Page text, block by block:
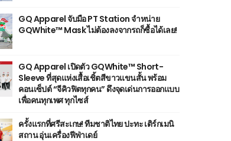
GQ Apparel จับมือ PT Station จำหน่าย
GQWhite™ Mask ไม่ต้องลงจากรถก็ซื้อได้เลย!
GQ Apparel เปิดตัว GQWhite™ Short-
Sleeve ที่สุดแห่งเสื้อเชิ้ตสีขาวแขนสั้น พร้อม
คอนเซ็ปต์ “จีคิวฟิตทุกคน” ดึงจุดเด่นการออกแบบ
เพื่อคนทุกเพศ ทุกไซส์
ครั้งแรกที่ศรีสะเกษ! ทีมชาติไทย ปะทะ เติร์กเมนิ
สถาน อุ่นเครื่องฟีฟ่าเดย์